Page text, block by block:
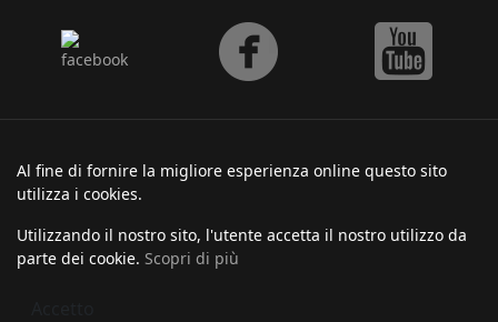
Al fine di fornire la migliore esperienza online questo sito
utilizza i cookies.
Utilizzando il nostro sito, l'utente accetta il nostro utilizzo da
parte dei cookie. Scopri di più